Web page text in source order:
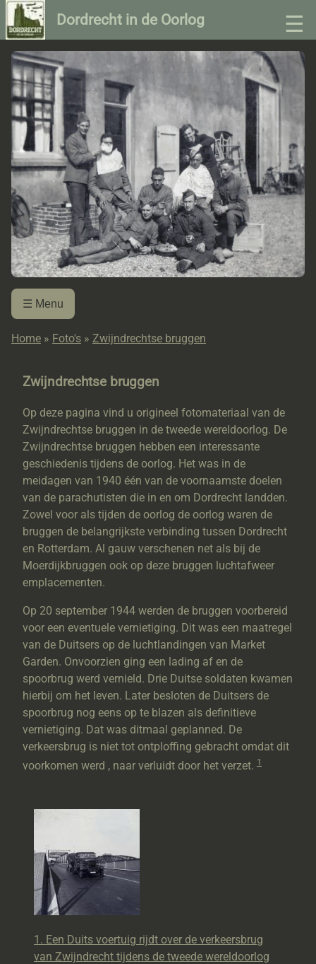
Dordrecht in de Oorlog ☰
☰ Menu
Home » Foto's » Zwijndrechtse bruggen
Zwijndrechtse bruggen
Op deze pagina vind u origineel fotomateriaal van de
Zwijndrechtse bruggen in de tweede wereldoorlog. De
Zwijndrechtse bruggen hebben een interessante
geschiedenis tijdens de oorlog. Het was in de
meidagen van 1940 één van de voornaamste doelen
van de parachutisten die in en om Dordrecht landden.
Zowel voor als tijden de oorlog de oorlog waren de
bruggen de belangrijkste verbinding tussen Dordrecht
en Rotterdam. Al gauw verschenen net als bij de
Moerdijkbruggen ook op deze bruggen luchtafweer
emplacementen.
Op 20 september 1944 werden de bruggen voorbereid
voor een eventuele vernietiging. Dit was een maatregel
van de Duitsers op de luchtlandingen van Market
Garden. Onvoorzien ging een lading af en de
spoorbrug werd vernield. Drie Duitse soldaten kwamen
hierbij om het leven. Later besloten de Duitsers de
spoorbrug nog eens op te blazen als definitieve
vernietiging. Dat was ditmaal geplanned. De
verkeersbrug is niet tot ontploffing gebracht omdat dit
voorkomen werd , naar verluidt door het verzet. 1
1. Een Duits voertuig rijdt over de verkeersbrug
van Zwijndrecht tijdens de tweede wereldoorlog